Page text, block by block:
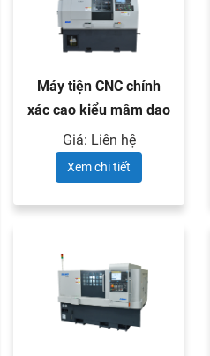
Máy tiện CNC chính
xác cao kiểu mâm dao
quay ...
Giá: Liên hệ
Xem chi tiết